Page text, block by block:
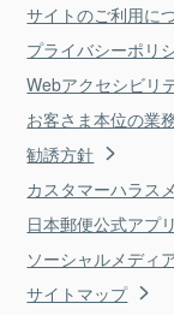
サイトのご利用に
プライバシーポリ
Webアクセシビリ
お客さま本位の業
勧誘方針
カスタマーハラス
日本郵便公式アプ
ソーシャルメディ
サイトマップ